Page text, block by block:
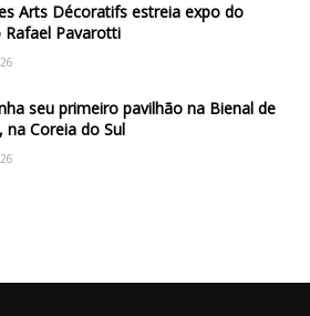
Arts Décoratifs estreia expo do
Rafael Pavarotti
seu primeiro pavilhão na Bienal de
na Coreia do Sul